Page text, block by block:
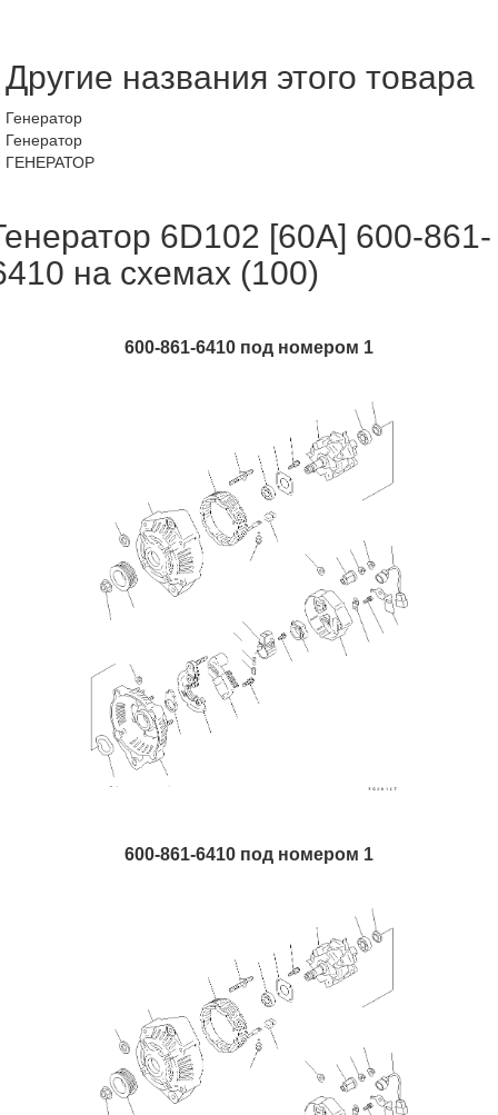
Другие названия этого товара
Генератор
Генератор
ГЕНЕРАТОР
6D102 [60A] 600-861-
на схемах (100)
600-861-6410 под номером 1
600-861-6410 под номером 1